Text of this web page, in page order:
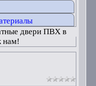
двери ПВХ в
нам!